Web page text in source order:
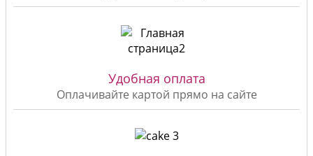
Удобная оплата
Оплачивайте картой прямо на сайте